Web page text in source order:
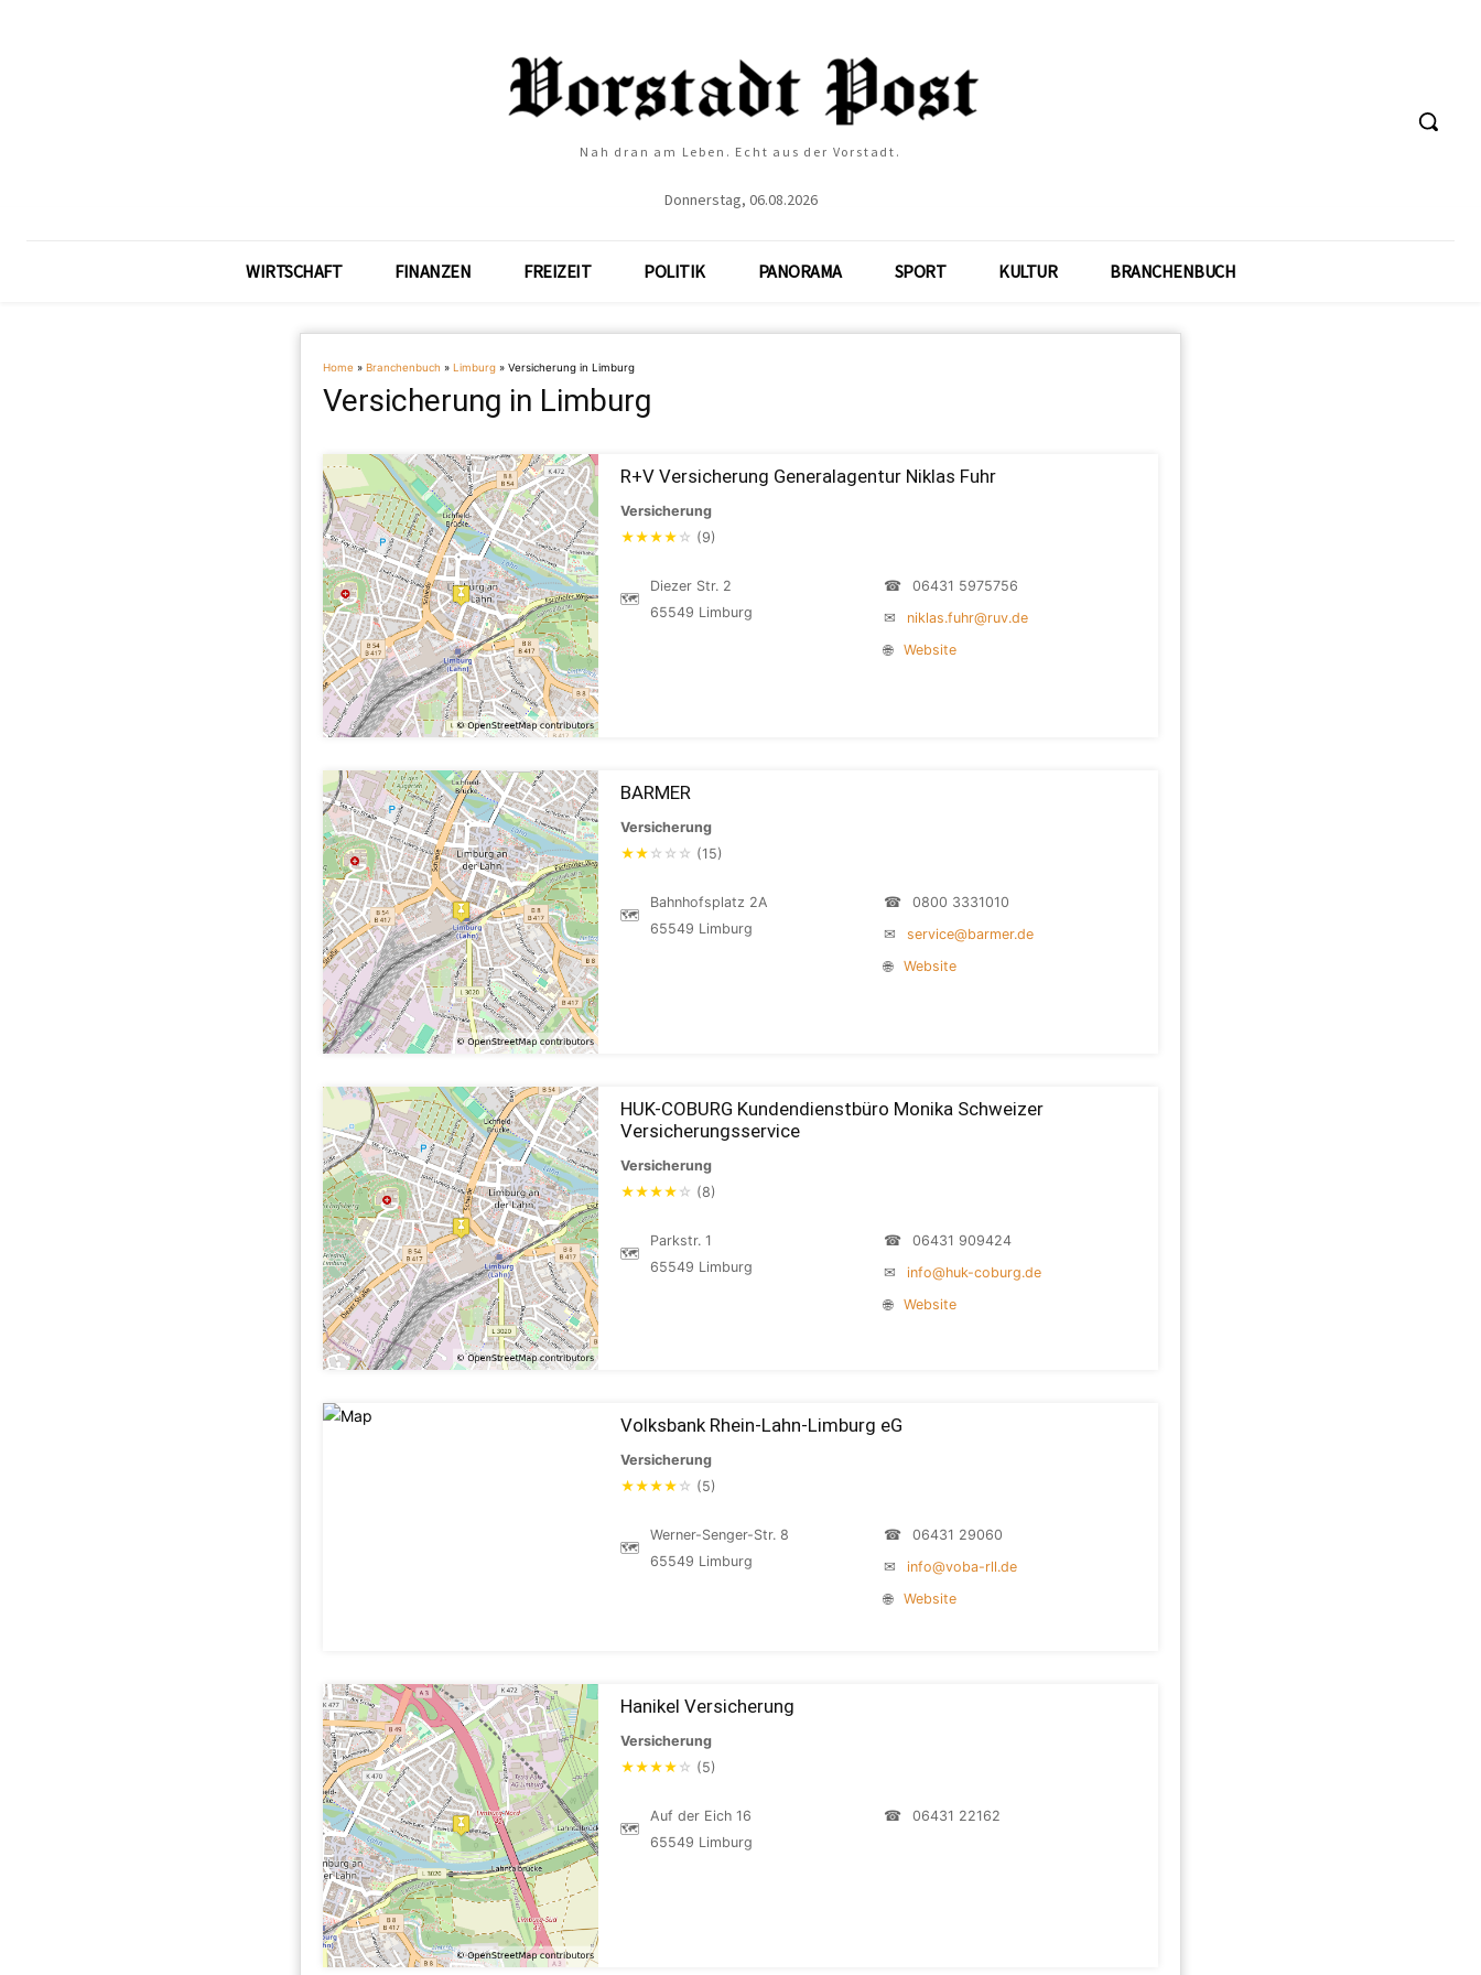
Nah dran am Leben. Echt aus der Vorstadt.
Donnerstag, 06.08.2026
WIRTSCHAFT FINANZEN FREIZEIT POLITIK PANORAMA SPORT KULTUR BRANCHENBUCH
Home » Branchenbuch » Limburg » Versicherung in Limburg
Versicherung in Limburg
R+V Versicherung Generalagentur Niklas Fuhr
Versicherung
★★★★ ☆ (9)
🗺
Diezer Str. 2
65549 Limburg
☎
06431 5975756
✉
niklas.fuhr@ruv.de
🌐
Website
BARMER
Versicherung
★★ ☆ ☆ ☆ (15)
🗺
Bahnhofsplatz 2A
65549 Limburg
☎
0800 3331010
✉
service@barmer.de
🌐
Website
HUK-COBURG Kundendienstbüro Monika Schweizer
Versicherungsservice
Versicherung
★★★★ ☆ (8)
🗺
Parkstr. 1
65549 Limburg
☎
06431 909424
✉
info@huk-coburg.de
🌐
Website
Volksbank Rhein-Lahn-Limburg eG
Versicherung
★★★★ ☆ (5)
🗺
Werner-Senger-Str. 8
65549 Limburg
☎
06431 29060
✉
info@voba-rll.de
🌐
Website
Hanikel Versicherung
Versicherung
★★★★ ☆ (5)
🗺
Auf der Eich 16
65549 Limburg
☎ 06431 22162